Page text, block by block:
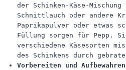
der Schinken-Käse-
Schnittlauch oder andere
Paprikapulver oder etwas
Füllung sorgen für Pepp.
verschiedene Käsesorten
des Schinkens durch
Vorbereiten und